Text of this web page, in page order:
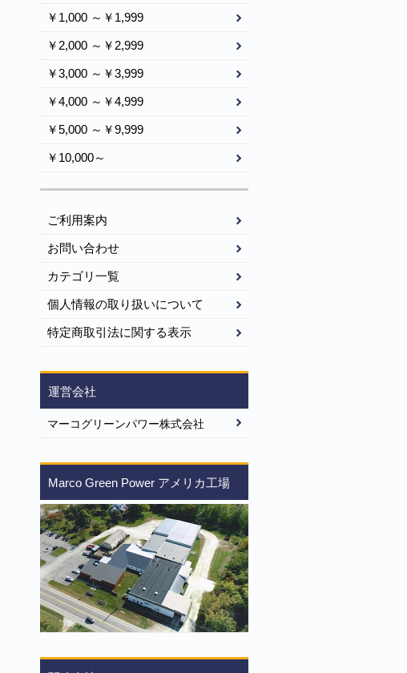
￥1,000 ～￥1,999
￥2,000 ～￥2,999
￥3,000 ～￥3,999
￥4,000 ～￥4,999
￥5,000 ～￥9,999
￥10,000～
ご利用案内
お問い合わせ
カテゴリ一覧
個人情報の取り扱いについて
特定商取引法に関する表示
運営会社
マーコグリーンパワー株式会社
Marco Green Power アメリカ工場